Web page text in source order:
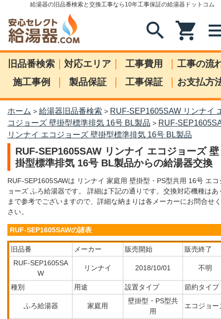
給湯器の旧品番検索と交換工事なら10年工事保証の給湯器ドットコム
search shopping_cart
旧品番検索 | 対応エリア | 工事費用 | 工事の流
施工事例
| 製品保証 | 工事保証 | お支払方
ホーム > 給湯器旧品番検索 > RUF-SEP1605SAW リンナイ
コジョーズ 壁掛型標準排気 16号 BL製品 > RUF-
リンナイ エコジョーズ 壁掛型標準排気 16号 BL製品
RUF-SEP1605SAW リンナイ エコジョーズ 壁
掛型標準排気 16号 BL製品からの給湯器交換
RUF-SEP1605SAWは リンナイ 家庭用 壁掛型・PS型共用 16号 エコ
ョーズ ふろ給湯器です。 詳細は下記の通りです。交換対応機種はあ
まで参考でございますので、詳細な納まりは各メーカーにお問合せ
さい。
RUF-SEP1605SAWの諸表
旧品番 メーカー 販売開始
販売終了
RUF-SEP1605SA
W
リンナイ 2018/10/01 不明
種別 用途 設置タイプ 節約タイプ
ふろ給湯器 家庭用
壁掛型・PS型共
用
エコジョー